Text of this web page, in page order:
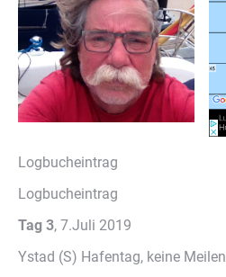
Logbucheintrag
Logbucheintrag
Tag 3, 7.Juli 2019
Ystad (S) Hafentag, keine Meilen